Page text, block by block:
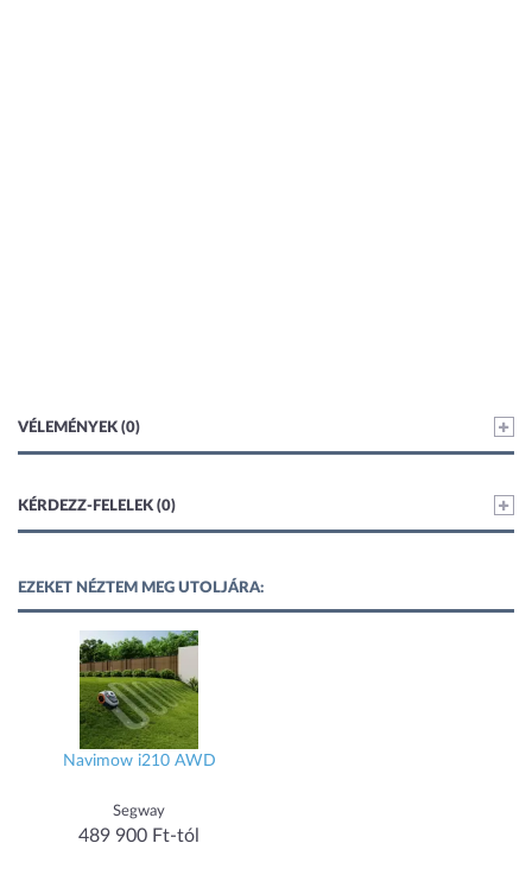
VÉLEMÉNYEK (0)
KÉRDEZZ-FELELEK (0)
EZEKET NÉZTEM MEG UTOLJÁRA:
Navimow i210 AWD
Segway
489 900 Ft-tól